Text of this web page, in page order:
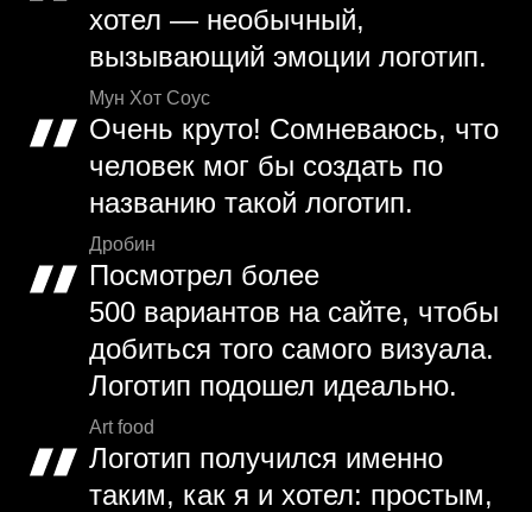
хотел — необычный,
вызывающий эмоции логотип.
Мун Хот Соус
Очень круто! Сомневаюсь, что
человек мог бы создать по
названию такой логотип.
Дробин
Посмотрел более
500 вариантов на сайте, чтобы
добиться того самого визуала.
Логотип подошел идеально.
Art food
Логотип получился именно
таким, как я и хотел: простым,